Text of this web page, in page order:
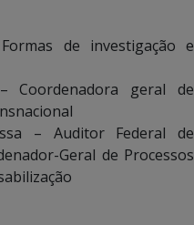
de investigação e
Coordenadora geral de
– Auditor Federal de
Geral de Processos